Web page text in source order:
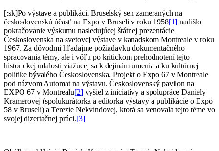
[:sk]Po výstave a publikácii Bruselský sen zameraných na
československú účasť na Expo v Bruseli v roku 1958[1] nadišlo
pokračovanie výskumu nasledujúcej štátnej prezentácie
Československa na svetovej výstave v kanadskom Montreale v roku
1967. Za dôvodmi hľadajme požiadavku dokumentačného
spracovania témy, ale i vôľu po kritickom prehodnotení tejto
historickej udalosti viažucej sa k dejinám umenia a ku kultúrnej
politike bývalého Československa. Projekt o Expo 67 v Montreale
pod názvom Automat na výstavu. Československý pavilon na
EXPO 67 v Montrealu[2] vyšiel z iniciatívy a spolupráce Daniely
Kramerovej (spolukurátorka a editorka výstavy a publikácie o Expo
58 v Bruseli) a Terezie Nekvindovej, ktorá sa venovala tejto téme vo
svojej dizertačnej práci.[3]